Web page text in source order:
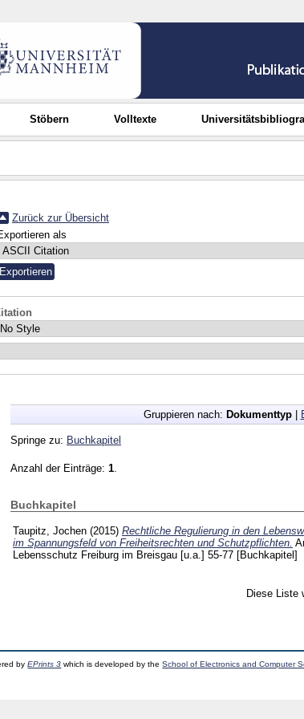
Stöbern Volltexte
Zurück zur Übersicht
als
Gruppieren nach: Dokumenttyp|
Springe zu: Buchkapitel
Anzahl der Einträge: 1
Buchkapitel
Taupitz, Jochen (2015) Rechtliche Regulierung in den
im Spannungsfeld von Freiheitsrechten und Schutzpflichten.
Lebensschutz Freiburg im Breisgau [u.a.] 55-77 [Buchkapitel]
Diese Liste
byEPrints 3 which is developed by theSchool of Electronics and Computer